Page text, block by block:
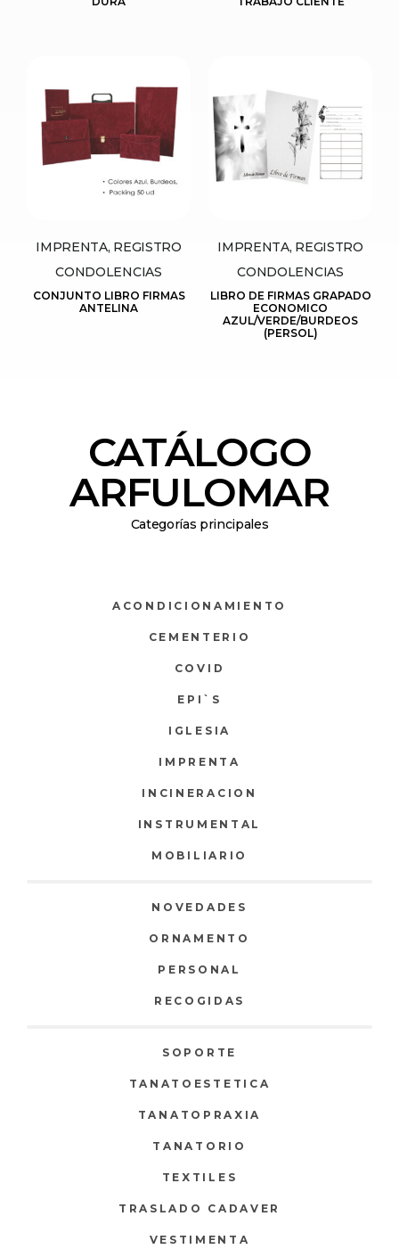
IMPRENTA, REGISTRO
CONDOLENCIAS
CONJUNTO LIBRO FIRMAS
ANTELINA
IMPRENTA, REGISTRO
CONDOLENCIAS
LIBRO DE FIRMAS GRAPADO
ECONOMICO
AZUL/VERDE/BURDEOS
(PERSOL)
CATÁLOGO
ARFULOMAR
Categorías principales
ACONDICIONAMIENTO
CEMENTERIO
COVID
EPI`S
IGLESIA
IMPRENTA
INCINERACION
INSTRUMENTAL
MOBILIARIO
NOVEDADES
ORNAMENTO
PERSONAL
RECOGIDAS
SOPORTE
TANATOESTETICA
TANATOPRAXIA
TANATORIO
TEXTILES
TRASLADO CADAVER
VESTIMENTA